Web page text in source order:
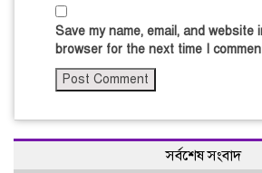
Save my name, email, and website
browser for the next time I
সর্বশেষ সংবাদ